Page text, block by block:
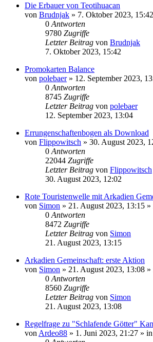
Die Erbauer von Teotihuacan
von Brudnjak » 7. Oktober 2023, 15:42
0 Antworten
9780 Zugriffe
Letzter Beitrag von Brudnjak
7. Oktober 2023, 15:42
Promokarten Balance
von polebaer» 12. September 2023,
0 Antworten
8745 Zugriffe
Letzter Beitrag von polebaer
12. September 2023, 13:04
Errungenschaftenbogen als Download
von Flippowitsch » 30. August 2023,
0 Antworten
22044 Zugriffe
Letzter Beitrag von Flippowitsch
30. August 2023, 12:02
Rote Touristenwelle mit Arkadien
von Simon » 21. August 2023, 13:15 »
0 Antworten
8472 Zugriffe
Letzter Beitrag von Simon
21. August 2023, 13:15
Arkadien Gemeinschaft: erste Aktion
von Simon » 21. August 2023, 13:08 »
0 Antworten
8560 Zugriffe
Letzter Beitrag von Simon
21. August 2023, 13:08
Regelfrage zu "Schlafende Götter"
von Ardeo88 » 1. Juni 2023, 21:27 » in